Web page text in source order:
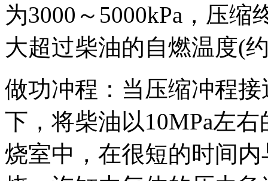
为3000～5000kPa，压
大超过柴油的自燃温度(
做功冲程：当压缩冲程
下，将柴油以10MPa左
烧室中，在很短的时间